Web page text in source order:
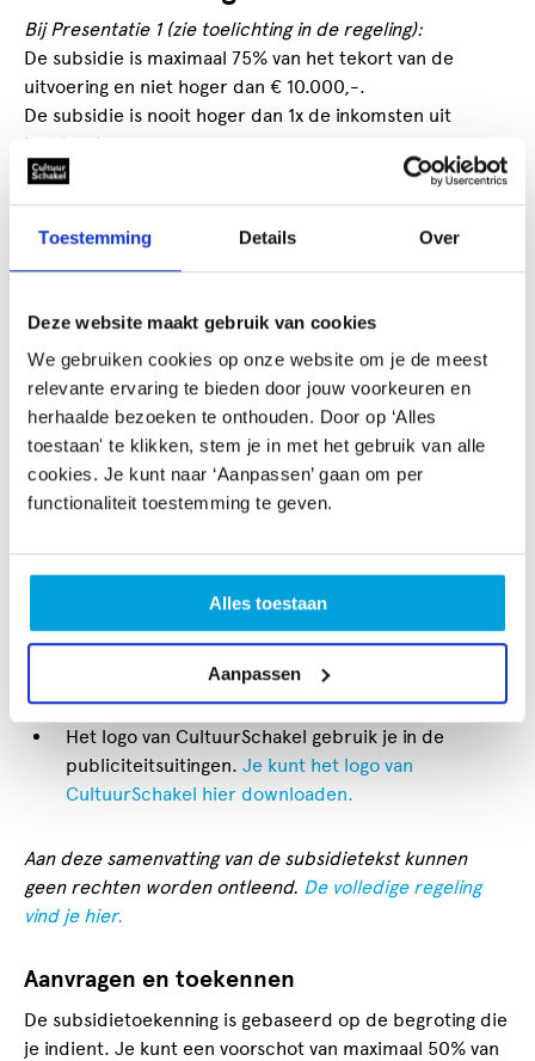
Toestemming Details Over
Deze website maakt gebruik van cookies
We gebruiken cookies op onze website om je de meest
relevante ervaring te bieden door jouw voorkeuren en
herhaalde bezoeken te onthouden. Door op ‘Alles
toestaan' te klikken, stem je in met het gebruik van alle
cookies. Je kunt naar ‘Aanpassen’ gaan om per
functionaliteit toestemming te geven.
Alles toestaan
Aanpassen
Bij Presentatie 1 (zie toelichting in de regeling):
De subsidie is maximaal 75% van het tekort van de
uitvoering en niet hoger dan € 10.000,-.
De subsidie is nooit hoger dan 1x de inkomsten uit
kaartverkoop.
Voorwaarden
Je moet een in Den Haag gevestigd rechtspersoon
zijn.
in Den Haag spelen.
Je kunt maximaal 2x per kalenderjaar een
presentatiesubsidie aanvragen.
Je kunt geen subsidie ontvangen voor presentaties
en projecten die al structureel gesubsidieerd
worden door de gemeente Den Haag.
Presentatiesubsidie is niet voor professionele
niet voor kunst(vak)scholen.
CultuurSchakel en plaatst openbare presentaties in
Vraag hier een account voor de website
van CultuurSchakel.
Het logo van CultuurSchakel gebruik je in de
publiciteitsuitingen. Je kunt het logo van
CultuurSchakel hier downloaden.
Aan deze samenvatting van de subsidietekst kunnen
geen rechten worden ontleend. De volledige regeling
vind je hier.
Aanvragen en toekennen
De subsidietoekenning is gebaseerd op de begroting die
je indient. Je kunt een voorschot van maximaal 50% van